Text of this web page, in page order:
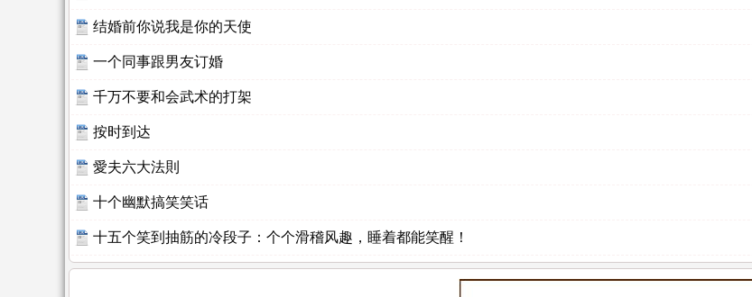
结婚前你说我是你的天使
一个同事跟男友订婚
千万不要和会武术的打架
按时到达
愛夫六大法則
十个幽默搞笑笑话
十五个笑到抽筋的冷段子：个个滑稽风趣，睡着都能笑醒！